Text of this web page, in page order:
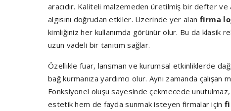
aracıdır. Kaliteli malzemeden üretilmiş bir defter ve
algısını doğrudan etkiler. Üzerinde yer alan firma
kimliğiniz her kullanımda görünür olur. Bu da klasik
uzun vadeli bir tanıtım sağlar.
Özellikle fuar, lansman ve kurumsal etkinliklerde
bağ kurmanıza yardımcı olur. Aynı zamanda
Fonksiyonel oluşu sayesinde çekmecede
estetik hem de fayda sunmak isteyen firmalar için